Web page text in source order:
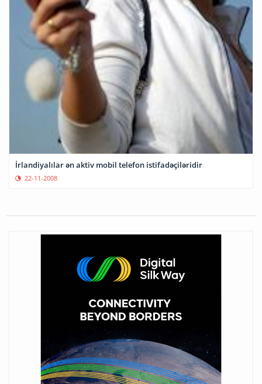
İrlandiyalılar ən aktiv mobil telefon istifadəçiləridir
22-11-2008